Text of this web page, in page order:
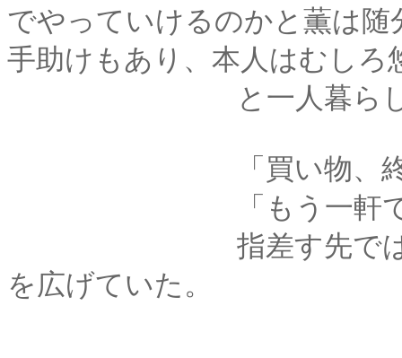
でやっていけるのかと薫は
手助けもあり、本人はむしろ
と一人暮らしを楽
「買い物、終わ
「もう一軒でござ
指差す先では、馴染
を広げていた。